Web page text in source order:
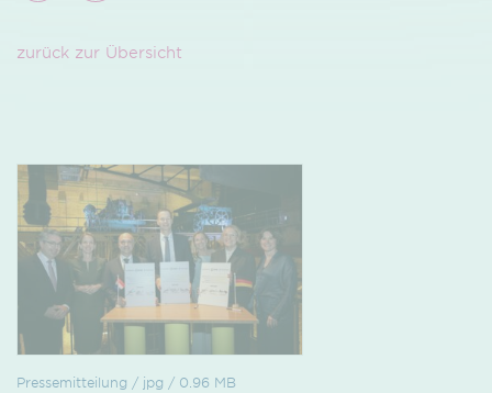
zurück zur Übersicht
Pressemitteilung / jpg / 0.96 MB